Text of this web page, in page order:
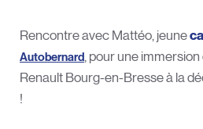
Rencontre avec Mattéo, jeune
Autobernard , pour une
Renault Bourg-en-Bresse à la
!